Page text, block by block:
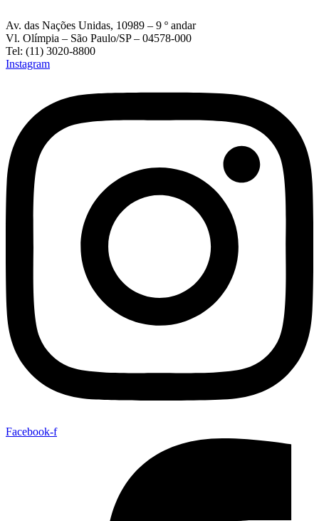
Av. das Nações Unidas, 10989 – 9 º andar
Vl. Olímpia – São Paulo/SP – 04578-000
Tel: (11) 3020-8800
Instagram
Facebook-f